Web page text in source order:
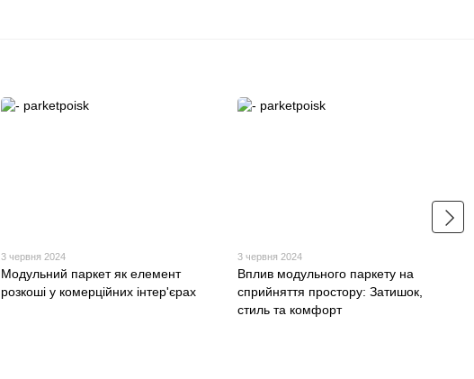
3 червня 2024
Модульний паркет як елемент
розкоші у комерційних інтер'єрах
3 червня 2024
Вплив модульного паркету на
сприйняття простору: Затишок,
стиль та комфорт